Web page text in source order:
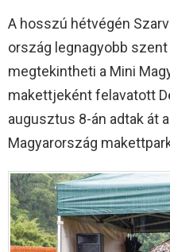
A hosszú hétvégén
ország legnagyobb
megtekintheti a Mini
makettjeként felavatott
augusztus 8-án adtak át
Magyarország